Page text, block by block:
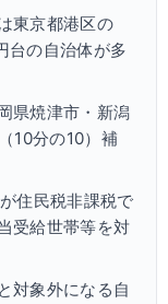
東京都港区の
台の自治体が多
県焼津市・新潟
10分の10）補
住民税非課税で
受給世帯等を対
対象外になる自